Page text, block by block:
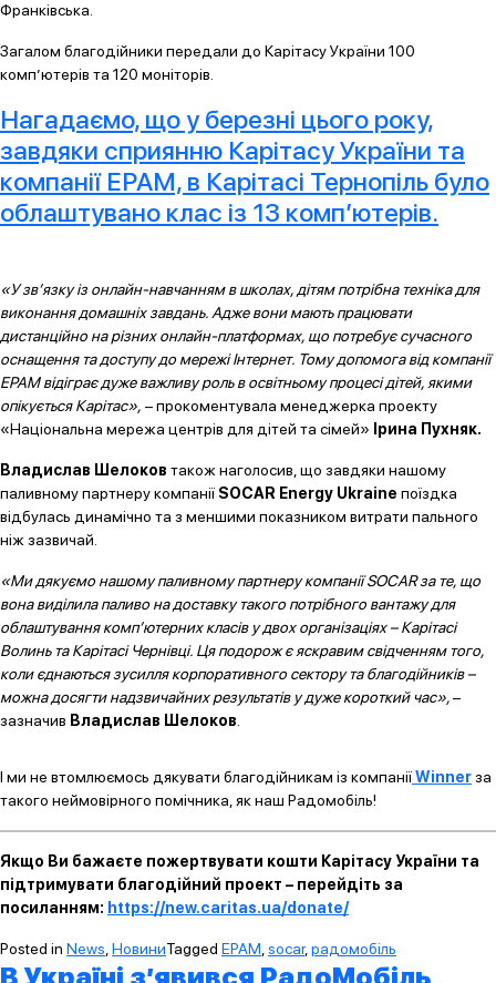
Франківська.
Загалом благодійники передали до Карітасу України 100
комп’ютерів та 120 моніторів.
Нагадаємо, що у березні цього року,
завдяки сприянню Карітасу України та
компанії EPAM, в Карітасі Тернопіль було
облаштувано клас із 13 комп’ютерів.
«У зв’язку із онлайн-навчанням в школах, дітям потрібна техніка для
виконання домашніх завдань. Адже вони мають працювати
дистанційно на різних онлайн-платформах, що потребує сучасного
оснащення та доступу до мережі Інтернет. Тому допомога від компанії
EPAM відіграє дуже важливу роль в освітньому процесі дітей, якими
опікується Карітас», – прокоментувала менеджерка проекту
«Національна мережа центрів для дітей та сімей» Ірина Пухняк.
Владислав Шелоков також наголосив, що завдяки нашому
паливному партнеру компанії SOCAR Energy Ukraine поїздка
відбулась динамічно та з меншими показником витрати пального
ніж зазвичай.
«Ми дякуємо нашому паливному партнеру компанії SOCAR за те, що
вона виділила паливо на доставку такого потрібного вантажу для
облаштування комп’ютерних класів у двох організаціях – Карітасі
Волинь та Карітасі Чернівці. Ця подорож є яскравим свідченням того,
коли єднаються зусилля корпоративного сектору та благодійників –
можна досягти надзвичайних результатів у дуже короткий час»,–
зазначив Владислав Шелоков
І ми не втомлюємось дякувати благодійникам із компаніїWinnerза
такого неймовірного помічника, як наш Радомобіль!
Якщо Ви бажаєте пожертвувати кошти Карітасу України та
підтримувати благодійний проект – перейдіть за
посиланням: https://new.caritas.ua/donate/
Posted in News НовиниTagged EPAM socar, радомобіль